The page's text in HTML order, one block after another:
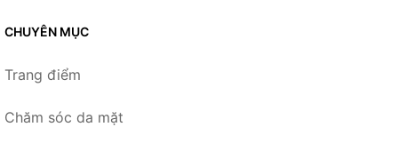
CHUYÊN MỤC
Trang điểm
Chăm sóc da mặt